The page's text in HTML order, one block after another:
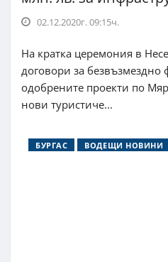
02.12.2020г. 09:15ч.
На кратка церемония в
договори за
одобрените проекти по
нови туристиче...
БУРГАС ВОДЕЩИ НОВИНИ